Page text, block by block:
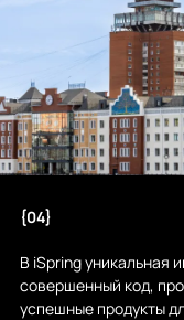
{04}
В iSpring уникальная
совершенный код,
успешные продукты